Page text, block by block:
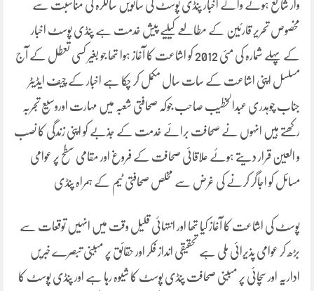
وار شائع ہونے والے اخبار پنڈی پوسٹ کی ساتویں سالگرہ کی مناسبت سے
مخصوص تحریر قارئین کے مطالعے کیلیے پیش خدمت ہے پنڈی پوسٹ اخبار
کے پہلے شمارہ کی مئی 2012 کو اشاعت کا آغاز ہوا تھا جو بغیر کسی تعطل کے آج
مسلسل اپنی اشاعت کے سات سال مکمل کر چکا ہے اخبار کے چیف ایڈیٹر
جناب چوہدری عبدالخطیب صاحب جوکہ صحافتی شعبہ میں مہارت اوروسیع تجربہ
رکھتے ہیں انہوں نے صحافت برائے خدمت کے جذبے کو اپنی زندگی کا نصب
و العین قرار دیتے ہوئے علاقائی صحافت کے فروغ اور مقامی سطح پر عوامی
مسائل کو اجاگر کرنے کی غرض سے مخلص صحافتی ٹیم کے ہمراہ پنڈی
پوسٹ کی اشاعت کا آغاز کیا تھا اور انتہائی قلیل وقت میں انہیں توقعات سے
بڑھ کر عوامی پذیرائی ملی ہے تحقیقی انداز فکر اور حقائق پر مببنی تبصرے خبریں
اداریہ اور سچائی پر مببنی صحافت پنڈی پوسٹ کا شیوہ رہا ہے اور پنڈی پوسٹ کا